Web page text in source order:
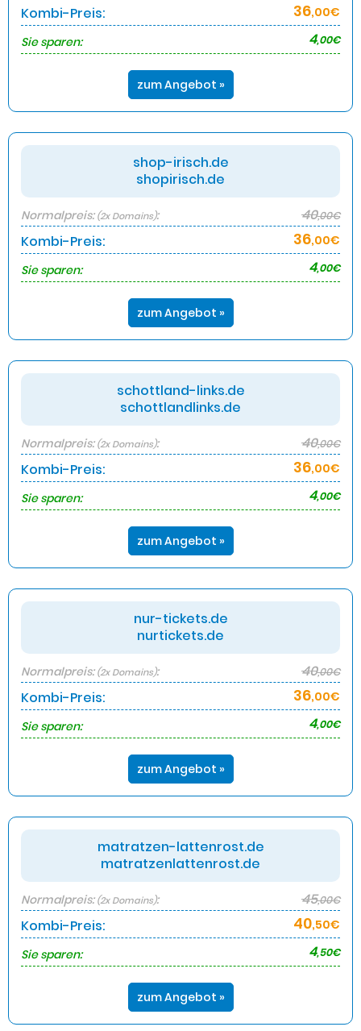
Kombi-Preis: 36,00€
Sie sparen:
4,00€
zum Angebot »
shop-irisch.de
shopirisch.de
Normalpreis:(2x Domains): 40,00€
Kombi-Preis: 36,00€
Sie sparen:
4,00€
zum Angebot »
schottland-links.de
schottlandlinks.de
Normalpreis:(2x Domains): 40,00€
Kombi-Preis: 36,00€
Sie sparen:
4,00€
zum Angebot »
nur-tickets.de
nurtickets.de
Normalpreis:(2x Domains): 40,00€
Kombi-Preis: 36,00€
Sie sparen:
4,00€
zum Angebot »
matratzen-lattenrost.de
matratzenlattenrost.de
Normalpreis:(2x Domains): 45,00€
Kombi-Preis: 40,50€
Sie sparen:
4,50€
zum Angebot »